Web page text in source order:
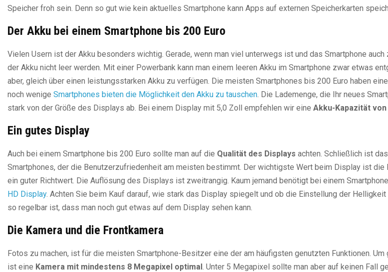
Speicher froh sein. Denn so gut wie kein aktuelles Smartphone kann Apps auf externen Speicherkarten
Der Akku bei einem Smartphone bis 200 Euro
Vielen Usern ist der Akku besonders wichtig. Gerade, wenn man viel unterwegs ist und das Smartphone
der Akku nicht leer werden. Mit einer Powerbank kann man einem leeren Akku im Smartphone zwar etwas
aber, gleich über einen leistungsstarken Akku zu verfügen. Die meisten Smartphones bis 200 Euro haben
noch wenige Smartphones bieten die Möglichkeit den Akku zu tauschen . Die Lademenge, die Ihr neues
stark von der Größe des Displays ab. Bei einem Display mit 5,0 Zoll empfehlen wir eine Akku-Kapazität
Ein gutes Display
Auch bei einem Smartphone bis 200 Euro sollte man auf die Qualität des Displays achten. Schließlich ist
Smartphones, der die Benutzerzufriedenheit am meisten bestimmt. Der wichtigste Wert beim Display ist
ein guter Richtwert. Die Auflösung des Displays ist zweitrangig. Kaum jemand benötigt bei einem
HD Display. Achten Sie beim Kauf darauf, wie stark das Display spiegelt und ob die Einstellung der
so regelbar ist, dass man noch gut etwas auf dem Display sehen kann.
Die Kamera und die Frontkamera
Fotos zu machen, ist für die meisten Smartphone-Besitzer eine der am häufigsten genutzten Funktionen. Um
ist eine Kamera mit mindestens 8 Megapixel optimal . Unter 5 Megapixel sollte man aber auf keinen Fall